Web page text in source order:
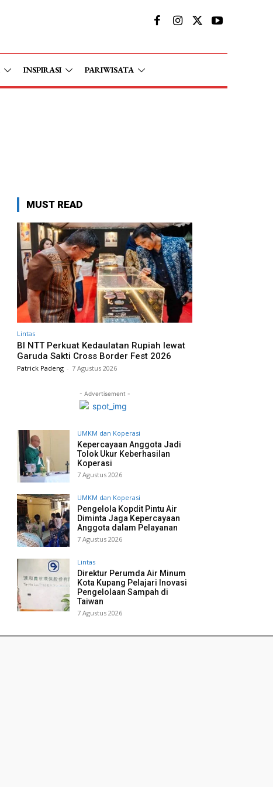
INSPIRASI PARIWISATA
MUST READ
Lintas
BI NTT Perkuat Kedaulatan Rupiah lewat
Garuda Sakti Cross Border Fest 2026
Patrick Padeng - 7 Agustus 2026
- Advertisement -
UMKM dan Koperasi
Kepercayaan Anggota Jadi
Tolok Ukur Keberhasilan
Koperasi
7 Agustus 2026
UMKM dan Koperasi
Pengelola Kopdit Pintu Air
Diminta Jaga Kepercayaan
Anggota dalam Pelayanan
7 Agustus 2026
Lintas
Direktur Perumda Air Minum
Kota Kupang Pelajari Inovasi
Pengelolaan Sampah di
Taiwan
7 Agustus 2026